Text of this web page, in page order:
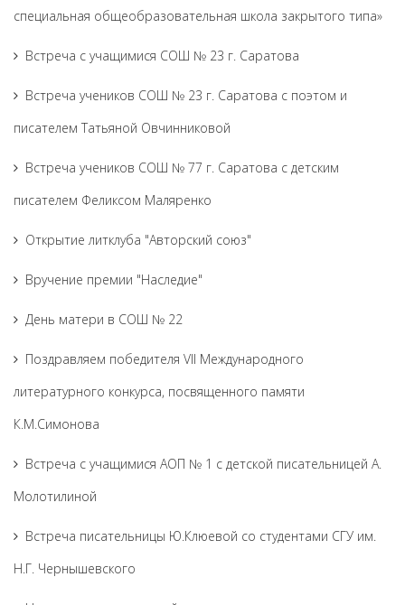
специальная общеобразовательная школа закрытого типа»
Встреча с учащимися СОШ № 23 г. Саратова
Встреча учеников СОШ № 23 г. Саратова с поэтом и
писателем Татьяной Овчинниковой
Встреча учеников СОШ № 77 г. Саратова с детским
писателем Феликсом Маляренко
Открытие литклуба "Авторский союз"
Вручение премии "Наследие"
День матери в СОШ № 22
Поздравляем победителя VII Международного
литературного конкурса, посвященного памяти
К.М.Симонова
Встреча с учащимися АОП № 1 с детской писательницей А.
Молотилиной
Встреча писательницы Ю.Клюевой со студентами СГУ им.
Н.Г. Чернышевского